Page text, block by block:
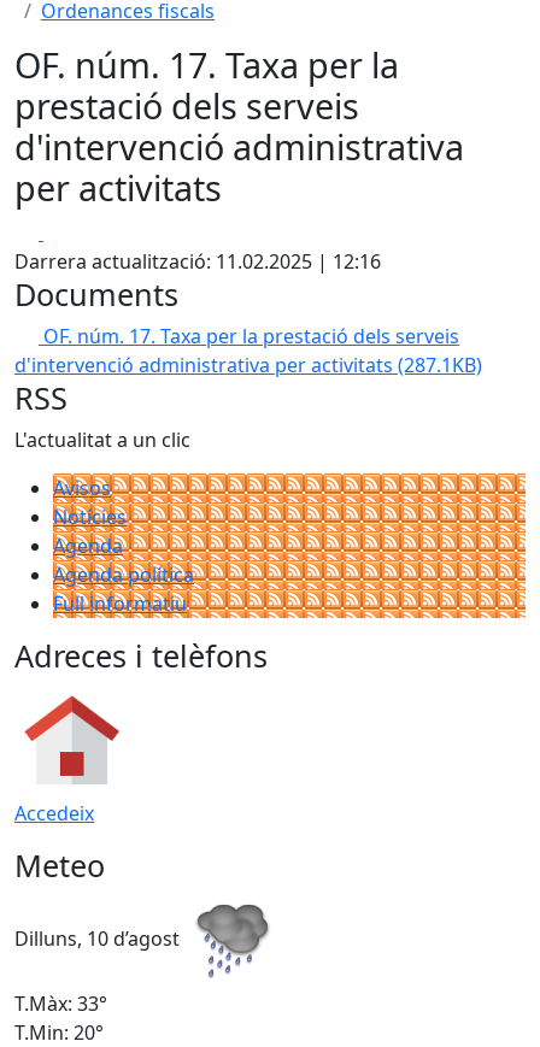
Ordenances fiscals
OF. núm. 17. Taxa per la
prestació dels serveis
d'intervenció administrativa
per activitats
Darrera actualització: 11.02.2025 | 12:16
Documents
OF. núm. 17. Taxa per la prestació dels serveis
d'intervenció administrativa per activitats (287.1KB)
RSS
L'actualitat a un clic
Avisos
Notícies
Agenda
Agenda política
Full informatiu
Adreces i telèfons
Accedeix
Meteo
Dilluns, 10 d’agost
T.Màx: 33°
T.Min: 20°